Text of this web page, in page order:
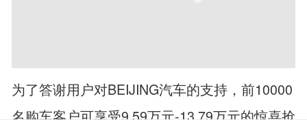
为了答谢用户对BEIJING汽车的支持，前10000
名购车客户可享受9.59万元-13.79万元的惊喜抢